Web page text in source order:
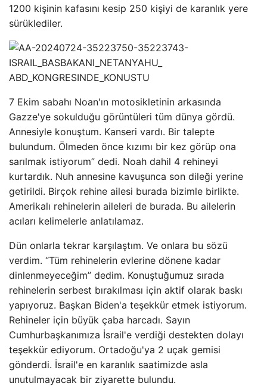
1200 kişinin kafasını kesip 250 kişiyi de karanlık yere
sürüklediler.
7 Ekim sabahı Noan'ın motosikletinin arkasında
Gazze'ye sokulduğu görüntüleri tüm dünya gördü.
Annesiyle konuştum. Kanseri vardı. Bir talepte
bulundum. Ölmeden önce kızımı bir kez görüp ona
sarılmak istiyorum” dedi. Noah dahil 4 rehineyi
kurtardık. Nuh annesine kavuşunca son dileği yerine
getirildi. Birçok rehine ailesi burada bizimle birlikte.
Amerikalı rehinelerin aileleri de burada. Bu ailelerin
acıları kelimelerle anlatılamaz.
Dün onlarla tekrar karşılaştım. Ve onlara bu sözü
verdim. “Tüm rehinelerin evlerine dönene kadar
dinlenmeyeceğim” dedim. Konuştuğumuz sırada
rehinelerin serbest bırakılması için aktif olarak baskı
yapıyoruz. Başkan Biden'a teşekkür etmek istiyorum.
Rehineler için büyük çaba harcadı. Sayın
Cumhurbaşkanımıza İsrail'e verdiği destekten dolayı
teşekkür ediyorum. Ortadoğu'ya 2 uçak gemisi
gönderdi. İsrail'e en karanlık saatimizde asla
unutulmayacak bir ziyarette bulundu.